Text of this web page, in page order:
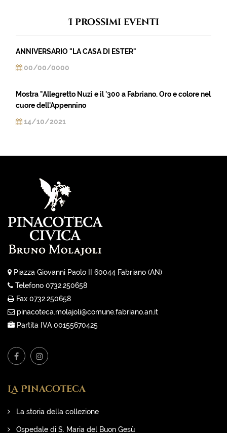
I prossimi eventi
ANNIVERSARIO "LA CASA DI ESTER"
00/00/0000
Mostra "Allegretto Nuzi e il '300 a Fabriano. Oro e colore nel
cuore dell'Appennino
14/10/2021
Piazza Giovanni Paolo II 60044 Fabriano (AN)
Telefono 0732.250658
Fax 0732.250658
pinacoteca.molajoli@comune.fabriano.an.it
Partita IVA 00155670425
La Pinacoteca
La storia della collezione
Ospedale di S. Maria del Buon Gesù